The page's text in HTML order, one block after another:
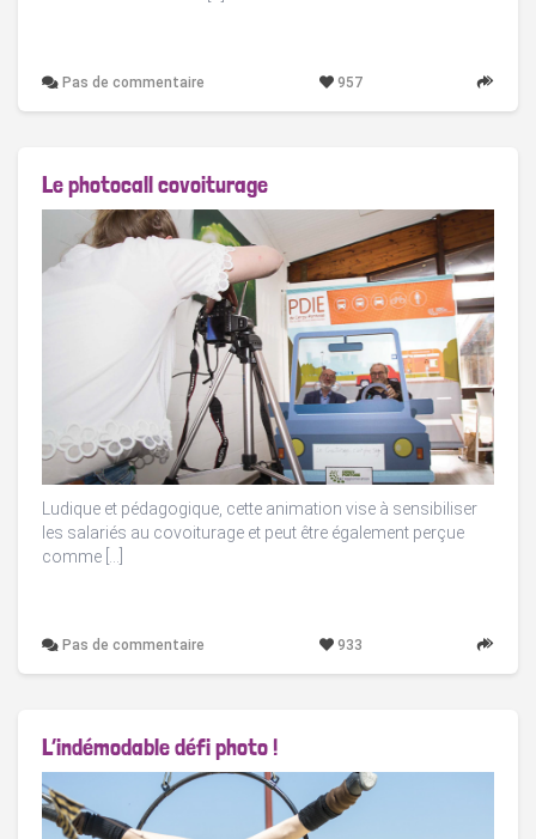
Pas de commentaire 957
Le photocall covoiturage
Ludique et pédagogique, cette animation vise à sensibiliser
les salariés au covoiturage et peut être également perçue
comme […]
Pas de commentaire 933
L’indémodable défi photo !